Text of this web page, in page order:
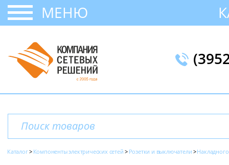
МЕНЮ
Каталог Компоненты электрических сетей Розетки и выключатели